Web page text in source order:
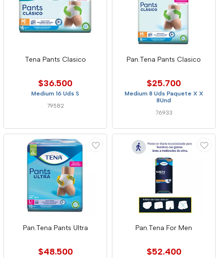
Tena Pants Clasico
$36.500
Medium 16 Uds S
79582
Pan.Tena Pants Clasico
$25.700
Medium 8 Uds Paquete X X
8Und
76933
Pan.Tena Pants Ultra
$48.500
Pan.Tena For Men
$52.400